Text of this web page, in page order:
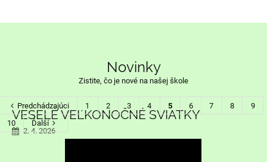
Novinky
Zistite, čo je nové na našej škole
VESELÉ VEĽKONOČNÉ SVIATKY
2. 4. 2026
Predchádzajúci 1 2 3 4 5 6 7 8
9
10
Ďalší